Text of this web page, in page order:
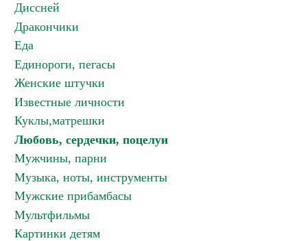
Диссней
Дракончики
Еда
Единороги, пегасы
Женские штучки
Известные личности
Куклы,матрешки
Любовь, сердечки, поцелуи
Мужчины, парни
Музыка, ноты, инструменты
Мужские прибамбасы
Мультфильмы
Картинки детям